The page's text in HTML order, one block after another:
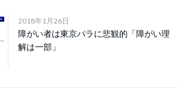
2018年1月26日
障がい者は東京パラに悲観的「障がい理
解は一部」